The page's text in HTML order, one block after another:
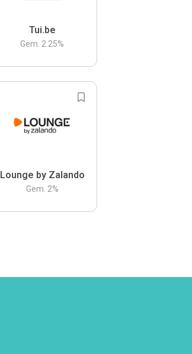
Tui.be
Gem. 2.25%
Lounge by Zalando
Gem. 2%